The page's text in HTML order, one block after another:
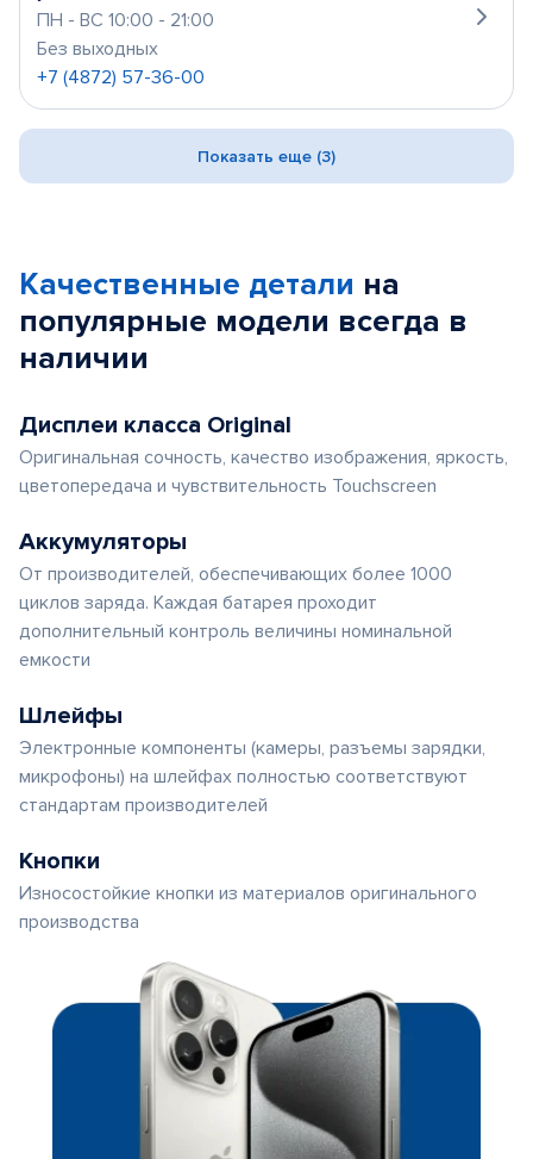
ПН - ВС 10:00 - 21:00
Без выходных
+7 (4872) 57-36-00
Показать еще (3)
Качественные детали на
популярные модели всегда в
наличии
Дисплеи класса Original
Оригинальная сочность, качество изображения, яркость,
цветопередача и чувствительность Touchscreen
Аккумуляторы
От производителей, обеспечивающих более 1000
циклов заряда. Каждая батарея проходит
дополнительный контроль величины номинальной
емкости
Шлейфы
Электронные компоненты (камеры, разъемы зарядки,
микрофоны) на шлейфах полностью соответствуют
стандартам производителей
Кнопки
Износостойкие кнопки из материалов оригинального
производства